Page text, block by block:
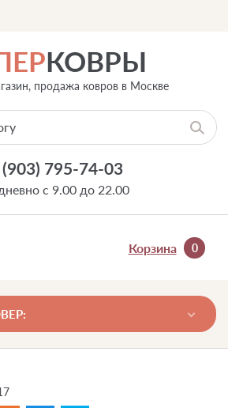
КОВРЫ
продажа ковров в Москве
(903) 795-74-03
с 9.00 до 22.00
Корзина 0